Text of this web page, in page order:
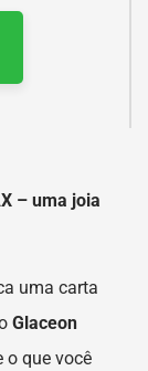
– uma joia
uma carta
Glaceon
o que você